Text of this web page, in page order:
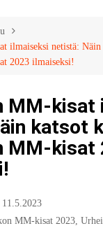
ilmaiseksi netistä:
2023 ilmaiseksi!
MM-kisat
katsot
MM-kisat
11.5.2023
MM-kisat 2023,